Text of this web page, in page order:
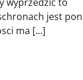
wyprzedzic to
jest
ma […]